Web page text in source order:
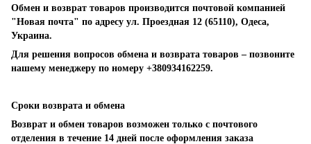
Обмен и возврат товаров производится почтовой компанией
"Новая почта" по адресу ул. Проездная 12 (65110), Одеса,
Украина.
Для решения вопросов обмена и возврата товаров – позвоните
нашему менеджеру по номеру +380934162259.
Сроки возврата и обмена
Возврат и обмен товаров возможен только с почтового
отделения в течение 14 дней после оформления заказа